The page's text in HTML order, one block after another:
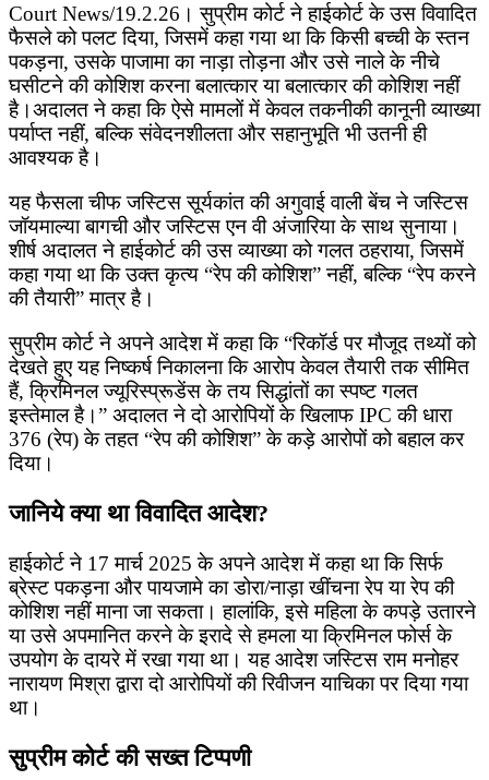
Court News/19.2.26। सुप्रीम कोर्ट ने हाईकोर्ट के उस विवादित
फैसले को पलट दिया, जिसमें कहा गया था कि किसी बच्ची के स्तन
पकड़ना, उसके पाजामा का नाड़ा तोड़ना और उसे नाले के नीचे
घसीटने की कोशिश करना बलात्कार या बलात्कार की कोशिश नहीं
है।अदालत ने कहा कि ऐसे मामलों में केवल तकनीकी कानूनी व्याख्या
पर्याप्त नहीं, बल्कि संवेदनशीलता और सहानुभूति भी उतनी ही
आवश्यक है।
यह फैसला चीफ जस्टिस सूर्यकांत की अगुवाई वाली बेंच ने जस्टिस
जॉयमाल्या बागची और जस्टिस एन वी अंजारिया के साथ सुनाया।
शीर्ष अदालत ने हाईकोर्ट की उस व्याख्या को गलत ठहराया, जिसमें
कहा गया था कि उक्त कृत्य “रेप की कोशिश” नहीं, बल्कि “रेप करने
की तैयारी” मात्र है।
सुप्रीम कोर्ट ने अपने आदेश में कहा कि “रिकॉर्ड पर मौजूद तथ्यों को
देखते हुए यह निष्कर्ष निकालना कि आरोप केवल तैयारी तक सीमित
हैं, क्रिमिनल ज्यूरिस्प्रूडेंस के तय सिद्धांतों का स्पष्ट गलत
इस्तेमाल है।” अदालत ने दो आरोपियों के खिलाफ IPC की धारा
376 (रेप) के तहत “रेप की कोशिश” के कड़े आरोपों को बहाल कर
दिया।
जानिये क्या था विवादित आदेश?
हाईकोर्ट ने 17 मार्च 2025 के अपने आदेश में कहा था कि सिर्फ
ब्रेस्ट पकड़ना और पायजामे का डोरा/नाड़ा खींचना रेप या रेप की
कोशिश नहीं माना जा सकता। हालांकि, इसे महिला के कपड़े उतारने
या उसे अपमानित करने के इरादे से हमला या क्रिमिनल फोर्स के
उपयोग के दायरे में रखा गया था। यह आदेश जस्टिस राम मनोहर
नारायण मिश्रा द्वारा दो आरोपियों की रिवीजन याचिका पर दिया गया
था।
सुप्रीम कोर्ट की सख्त टिप्पणी